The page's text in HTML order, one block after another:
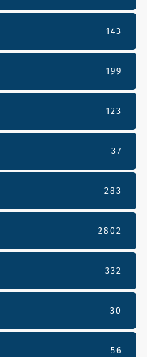
143
199
123
37
283
2802
332
30
56